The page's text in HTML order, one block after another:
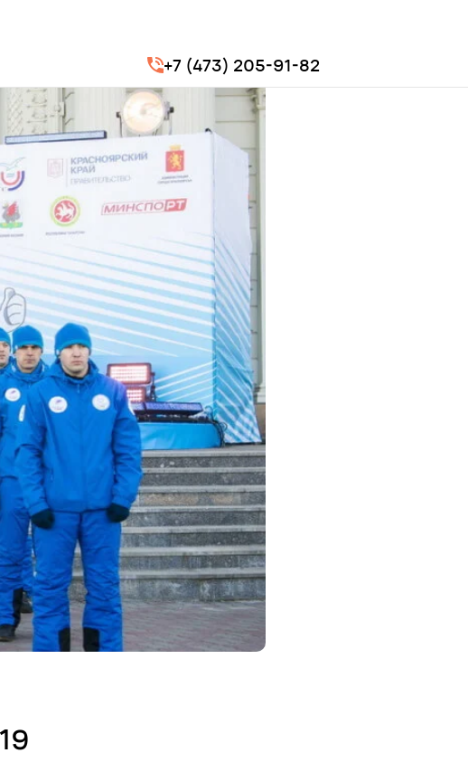
+7 (473) 205-91-82